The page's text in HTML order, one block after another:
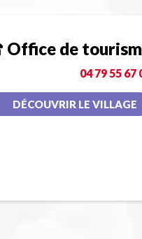
de
04 79 55 67
DÉCOUVRIR LE VILLAGE